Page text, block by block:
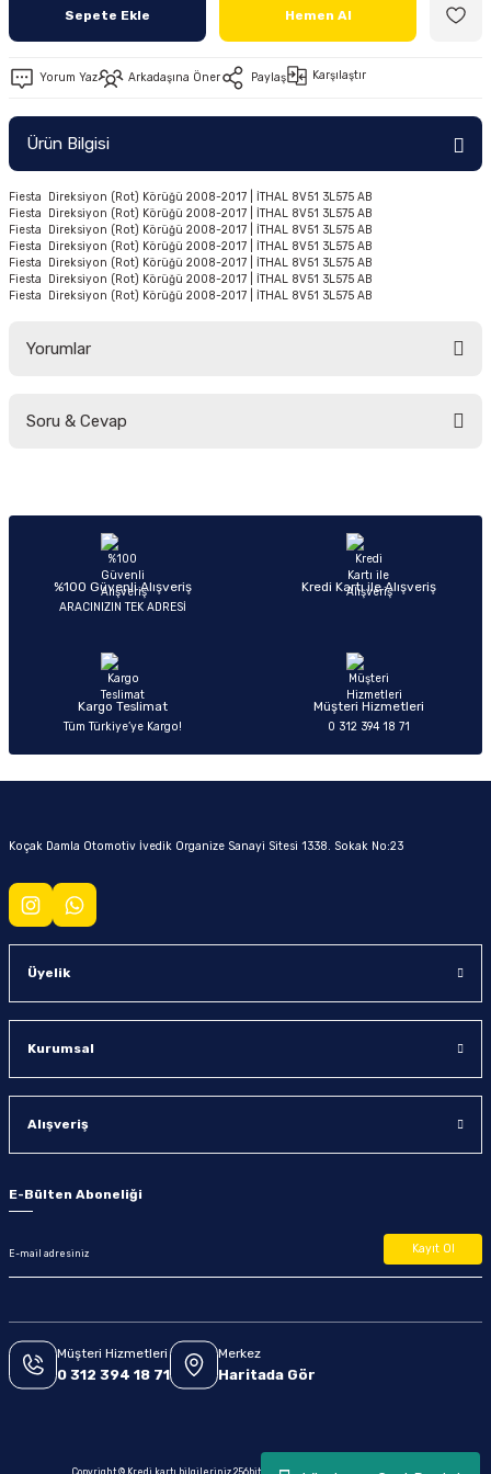
Ön/Arka Takımlar
Sepete Ekle Hemen Al
Yorum Yaz Arkadaşına Öner Paylaş Karşılaştır
Ürün Bilgisi
Fiesta Direksiyon (Rot) Körüğü 2008-2017 | İTHAL 8V51 3L575 AB
Fiesta Direksiyon (Rot) Körüğü 2008-2017 | İTHAL 8V51 3L575 AB
Fiesta Direksiyon (Rot) Körüğü 2008-2017 | İTHAL 8V51 3L575 AB
Fiesta Direksiyon (Rot) Körüğü 2008-2017 | İTHAL 8V51 3L575 AB
Fiesta Direksiyon (Rot) Körüğü 2008-2017 | İTHAL 8V51 3L575 AB
Fiesta Direksiyon (Rot) Körüğü 2008-2017 | İTHAL 8V51 3L575 AB
Fiesta Direksiyon (Rot) Körüğü 2008-2017 | İTHAL 8V51 3L575 AB
Yorumlar
Soru & Cevap
Ürün hakkında henüz soru sorulmamış.
%100 Güvenli Alışveriş
ARACINIZIN TEK ADRESİ
Kredi Kartı ile Alışveriş
Kargo Teslimat
Tüm Türkiye’ye Kargo!
Müşteri Hizmetleri
0 312 394 18 71
Koçak Damla Otomotiv İvedik Organize Sanayi Sitesi 1338. Sokak No:23
Üyelik
Kurumsal
Alışveriş
E-Bülten Aboneliği
Kayıt Ol
Müşteri Hizmetleri
0 312 394 18 71
Merkez
Haritada Gör
Copyright © Kredi kartı bilgileriniz 256bit SSL sertifikası ile korunmaktadır.